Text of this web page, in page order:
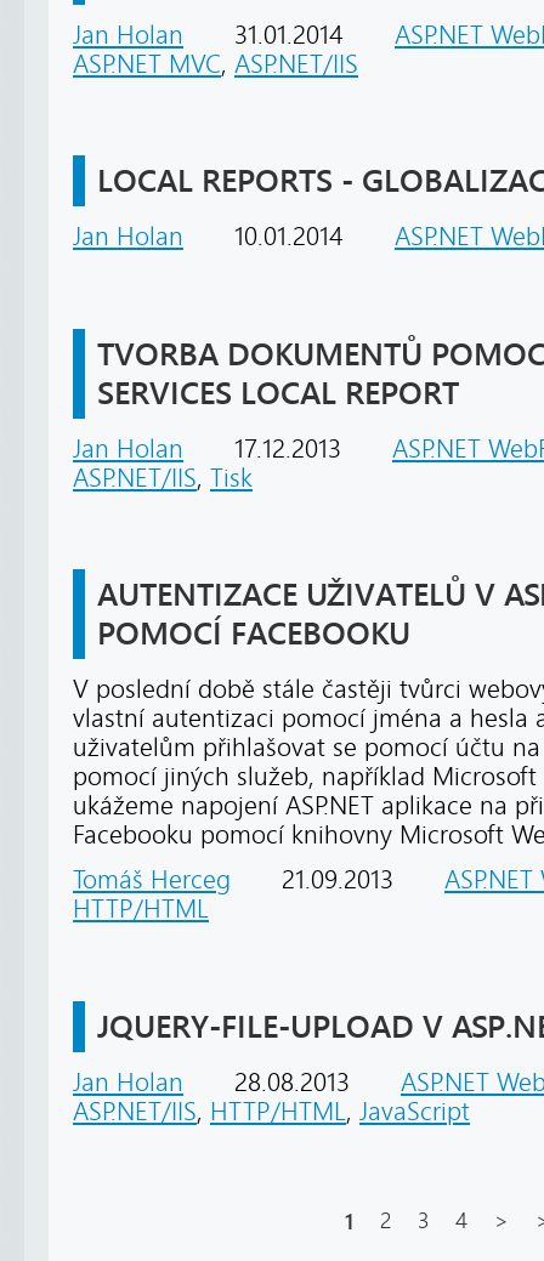
Jan Holan 31.01.2014
ASP.NET
ASP.NET MVC, ASP.NET/IIS
LOCAL REPORTS -
Jan Holan 10.01.2014 ASP.NET
TVORBA DOKUMENTŮ
SERVICES LOCAL REPORT
Jan Holan 17.12.2013
ASP.NET
ASP.NET/IIS, Tisk
AUTENTIZACE UŽIVATELŮ V
POMOCÍ FACEBOOKU
V poslední době stále častěji tvůrci
vlastní autentizaci pomocí jména a hesla
uživatelům přihlašovat se pomocí účtu
pomocí jiných služeb, například
ukážeme napojení ASP.NET aplikace na
Facebooku pomocí knihovny Microsoft
Tomáš Herceg
21.09.2013
HTTP/HTML
JQUERY-FILE-UPLOAD V
Jan Holan 28.08.2013
ASP.NET
ASP.NET/IIS, HTTP/HTML , JavaScript
1 2 3 4 >